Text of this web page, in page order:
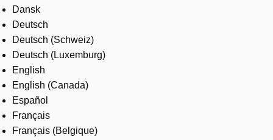
Services
About us
Where to buy
Contact us
Careers
Dansk
Deutsch
Deutsch (Schweiz)
Deutsch (Luxemburg)
English
English (Canada)
Español
Français
Français (Belgique)